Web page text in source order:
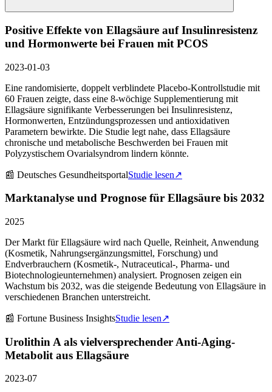
Positive Effekte von Ellagsäure auf Insulinresistenz
und Hormonwerte bei Frauen mit PCOS
2023-01-03
Eine randomisierte, doppelt verblindete Placebo-Kontrollstudie mit
60 Frauen zeigte, dass eine 8-wöchige Supplementierung mit
Ellagsäure signifikante Verbesserungen bei Insulinresistenz,
Hormonwerten, Entzündungsprozessen und antioxidativen
Parametern bewirkte. Die Studie legt nahe, dass Ellagsäure
chronische und metabolische Beschwerden bei Frauen mit
Polyzystischem Ovarialsyndrom lindern könnte.
📰 Deutsches GesundheitsportalStudie lesen↗
Marktanalyse und Prognose für Ellagsäure bis 2032
2025
Der Markt für Ellagsäure wird nach Quelle, Reinheit, Anwendung
(Kosmetik, Nahrungsergänzungsmittel, Forschung) und
Endverbrauchern (Kosmetik-, Nutraceutical-, Pharma- und
Biotechnologieunternehmen) analysiert. Prognosen zeigen ein
Wachstum bis 2032, was die steigende Bedeutung von Ellagsäure in
verschiedenen Branchen unterstreicht.
📰 Fortune Business InsightsStudie lesen↗
Urolithin A als vielversprechender Anti-Aging-
Metabolit aus Ellagsäure
2023-07